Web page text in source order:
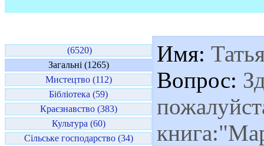
(6520)
Загальні (1265)
Мистецтво (112)
Бібліотека (59)
Краєзнавство (383)
Культура (60)
Сільське господарство (34)
Имя:
Вопрос: